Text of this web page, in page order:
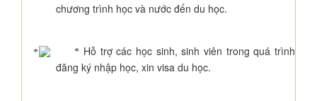
chương trình học và nước đến du học.
* Hỗ trợ các học sinh, sinh viên trong quá trình
đăng ký nhập học, xin visa du học.